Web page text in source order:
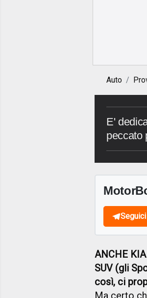
Auto
E'
peccato
ANCHE KIA
SUV (gli
così, ci